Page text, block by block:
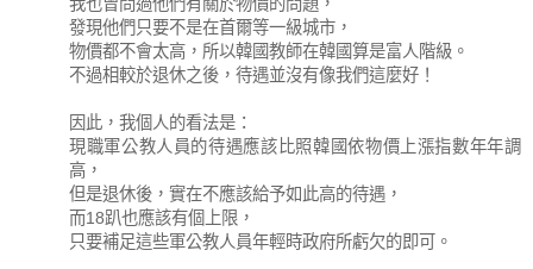
發現他們只要不是在首爾等一級城市，
物價都不會太高，所以韓國教師在韓國算是富人階級。
不過相較於退休之後，待遇並沒有像我們這麼好！
因此，我個人的看法是：
現職軍公教人員的待遇應該比照韓國依物價上漲指數年年調
高，
但是退休後，實在不應該給予如此高的待遇，
而18趴也應該有個上限，
只要補足這些軍公教人員年輕時政府所虧欠的即可。